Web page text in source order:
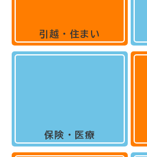
引越・住まい
保険・医療